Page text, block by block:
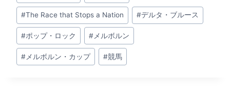
#The Race that Stops a Nation #デルタ・ブルース
#ポップ・ロック # メルボルン
# メルボルン・カップ #競馬